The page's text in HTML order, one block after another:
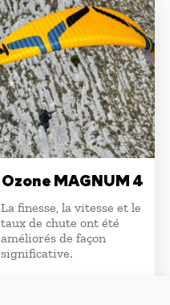
Ozone MAGNUM 4
La finesse, la vitesse et le
taux de chute ont été
améliorés de façon
significative.